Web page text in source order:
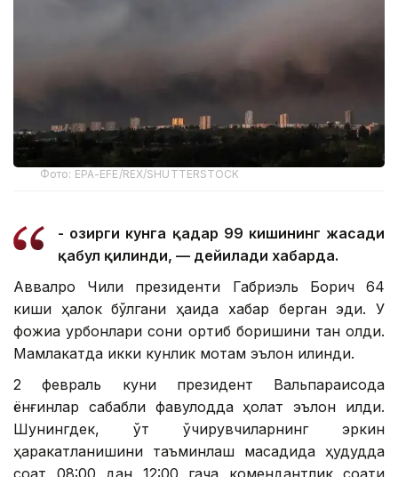
Фото: EPA-EFE/REX/SHUTTERSTOCK
- Ҳозирги кунга қадар 99 кишининг жасади
қабул қилинди, — дейилади хабарда.
Аввалроқ Чили президенти Габриэль Борич 64
киши ҳалок бўлгани ҳақида хабар берган эди. У
фожиа қурбонлари сони ортиб боришини тан олди.
Мамлакатда икки кунлик мотам эълон қилинди.
2 февраль куни президент Вальпараисода
ёнғинлар сабабли фавқулодда ҳолат эълон қилди.
Шунингдек, ўт ўчирувчиларнинг эркин
ҳаракатланишини таъминлаш мақсадида ҳудудда